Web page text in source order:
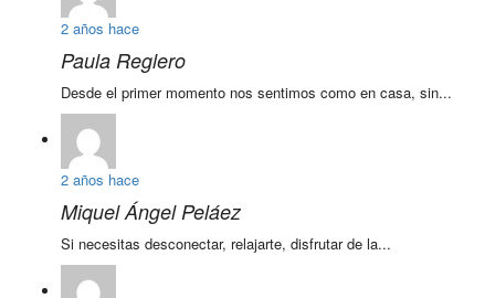
2 años hace
Paula Reglero
Desde el primer momento nos sentimos como en casa, sin...
2 años hace
Miquel Ángel Peláez
Si necesitas desconectar, relajarte, disfrutar de la...